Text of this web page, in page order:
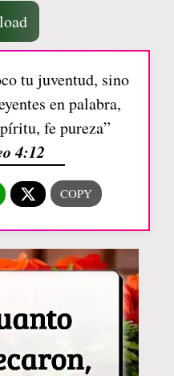
tu juventud, sino
en palabra,
fe pureza”
4:12